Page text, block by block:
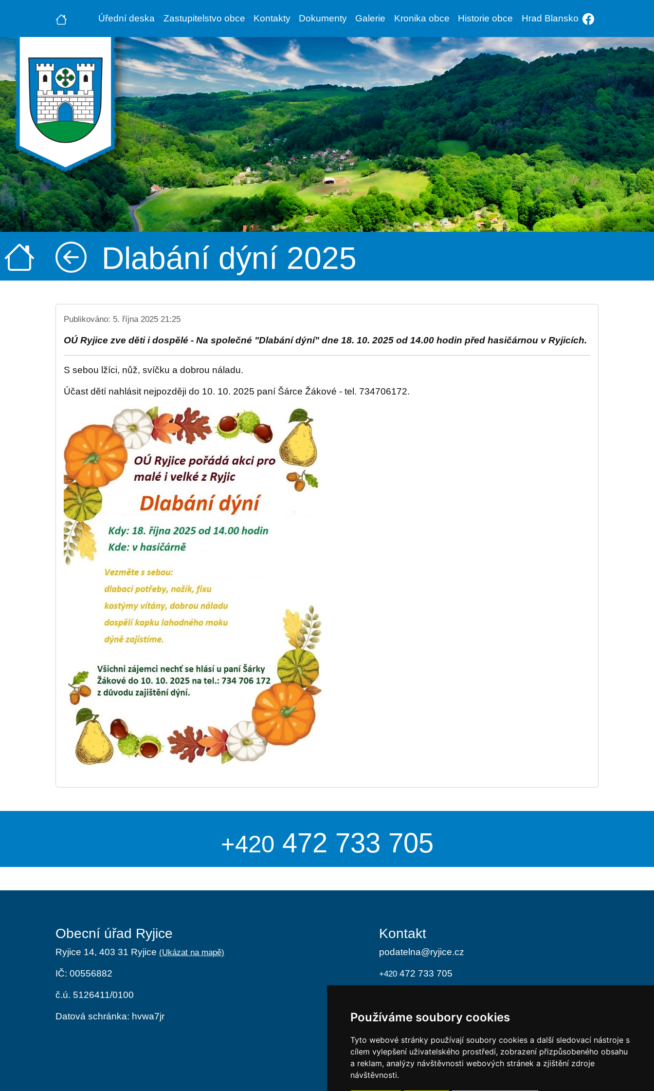
Používáme soubory cookies
Tyto webové stránky používají soubory cookies a další sledovací nástroje s
cílem vylepšení uživatelského prostředí, zobrazení přizpůsobeného obsahu
a reklam, analýzy návštěvnosti webových stránek a zjištění zdroje
návštěvnosti.
Úřední deska Zastupitelstvo obce Kontakty Dokumenty Galerie Kronika obce Historie obce Hrad Blansko
Dlabání dýní 2025
Publikováno: 5. října 2025 21:25
OÚ Ryjice zve děti i dospělé - Na společné "Dlabání dýní" dne 18. 10. 2025 od 14.00 hodin před hasičárnou v Ryjicích.
S sebou lžíci, nůž, svíčku a dobrou náladu.
Účast dětí nahlásit nejpozději do 10. 10. 2025 paní Šárce Žákové - tel. 734706172.
+420 472 733 705
Obecní úřad Ryjice
Ryjice 14, 403 31 Ryjice (Ukázat na mapě)
IČ: 00556882
č.ú. 5126411/0100
Datová schránka: hvwa7jr
Kontakt
podatelna@ryjice.cz
+420 472 733 705
Po 8:00 - 12:00
13:00 - 17:00
St
8:00 - 12:00 13:00 - 17:00
Ochrana osobních údajů (GDPR)